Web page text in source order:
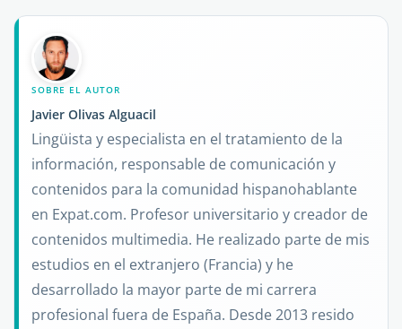
SOBRE EL AUTOR
Javier Olivas Alguacil
Lingüista y especialista en el tratamiento de la
información, responsable de comunicación y
contenidos para la comunidad hispanohablante
en Expat.com. Profesor universitario y creador de
contenidos multimedia. He realizado parte de mis
estudios en el extranjero (Francia) y he
desarrollado la mayor parte de mi carrera
profesional fuera de España. Desde 2013 resido